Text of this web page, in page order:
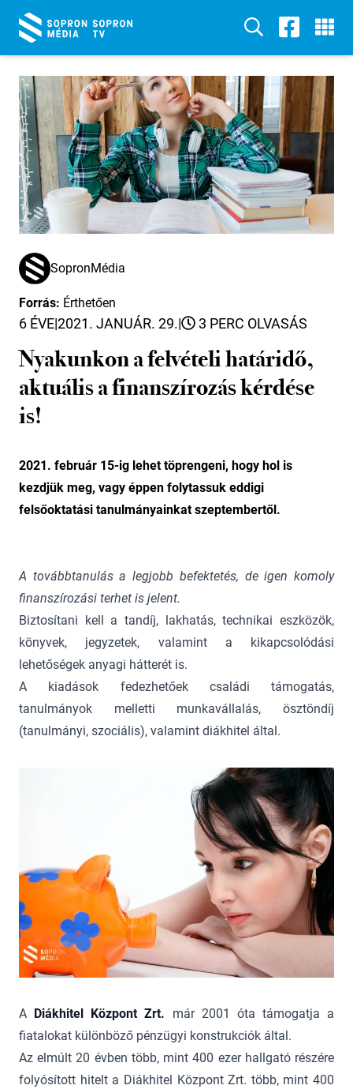
SopronMédia
Forrás: Érthetően
6 ÉVE|2021. JANUÁR. 29.| 3 PERC OLVASÁS
Nyakunkon a felvételi határidő,
aktuális a finanszírozás kérdése
is!
2021. február 15-ig lehet töprengeni, hogy hol is
kezdjük meg, vagy éppen folytassuk eddigi
felsőoktatási tanulmányainkat szeptembertől.
A továbbtanulás a legjobb befektetés, de igen komoly
finanszírozási terhet is jelent.
Biztosítani kell a tandíj, lakhatás, technikai eszközök,
könyvek, jegyzetek, valamint a kikapcsolódási
lehetőségek anyagi hátterét is.
A kiadások fedezhetőek családi támogatás,
tanulmányok melletti munkavállalás, ösztöndíj
(tanulmányi, szociális), valamint diákhitel által.
A Diákhitel Központ Zrt. már 2001 óta támogatja a
fiatalokat különböző pénzügyi konstrukciók által.
Az elmúlt 20 évben több, mint 400 ezer hallgató részére
folyósított hitelt a Diákhitel Központ Zrt. több, mint 400